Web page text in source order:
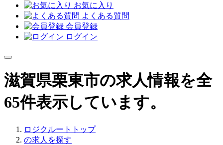
お気に入り
よくある質問
会員登録
ログイン
滋賀県栗東市の求人情報を全
65件表示しています。
ロジクルートトップ
の求人を探す